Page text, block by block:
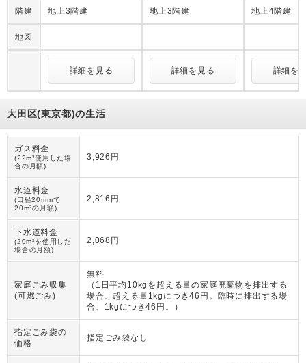
階建 地上3階建 地上3階建 地上4階建
地図
詳細を見る 詳細を見る 詳細を
大田区(東京都)の生活
ガス料金
(22m³使用した場
合の月額)
3,926円
水道料金
(口径20mmで
20m³の月額)
2,816円
下水道料金
(20m³を使用した
場合の月額)
2,068円
家庭ごみ収集
(可燃ごみ)
無料
（ 1日平均10kgを超える量の家庭廃棄物を排出する
場合、超える量1kgにつき46円。臨時に排出する場
合、1kgにつき46円。
）
指定ごみ袋の
価格
指定ごみ袋なし